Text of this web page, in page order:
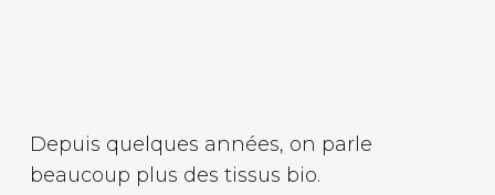
Depuis quelques années, on parle
beaucoup plus des tissus bio.